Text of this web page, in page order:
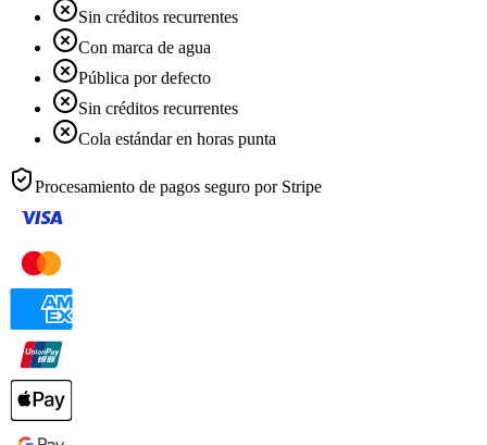
Sin créditos recurrentes
Con marca de agua
Pública por defecto
Sin créditos recurrentes
Cola estándar en horas punta
Procesamiento de pagos seguro por Stripe